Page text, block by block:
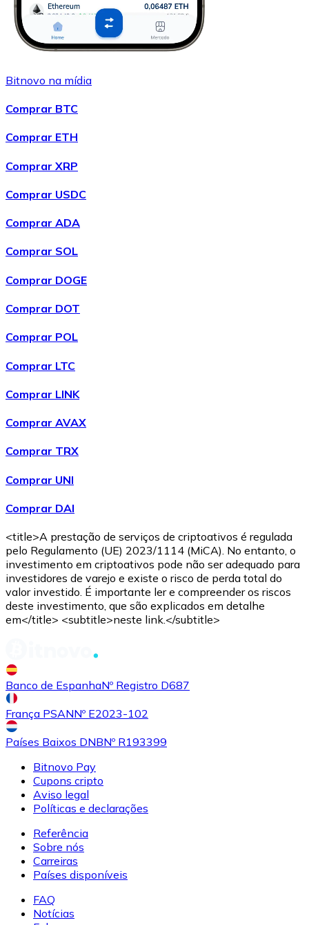
Bitnovo na mídia
Comprar BTC
Comprar ETH
Comprar XRP
Comprar USDC
Comprar ADA
Comprar SOL
Comprar DOGE
Comprar DOT
Comprar POL
Comprar LTC
Comprar LINK
Comprar AVAX
Comprar TRX
Comprar UNI
Comprar DAI
<title>A prestação de serviços de criptoativos é regulada
pelo Regulamento (UE) 2023/1114 (MiCA). No entanto, o
investimento em criptoativos pode não ser adequado para
investidores de varejo e existe o risco de perda total do
valor investido. É importante ler e compreender os riscos
deste investimento, que são explicados em detalhe
em</title> <subtitle>neste link.</subtitle>
Banco de EspanhaNº Registro D687
França PSANNº E2023-102
Países Baixos DNBNº R193399
Bitnovo Pay
Cupons cripto
Aviso legal
Políticas e declarações
Referência
Sobre nós
Carreiras
Países disponíveis
FAQ
Notícias